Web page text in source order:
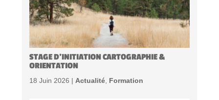
STAGE D’INITIATION CARTOGRAPHIE &
ORIENTATION
18 Juin 2026 | Actualité, Formation